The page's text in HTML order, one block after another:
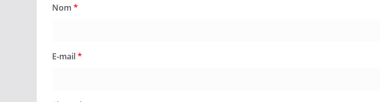
Nom *
E-mail*